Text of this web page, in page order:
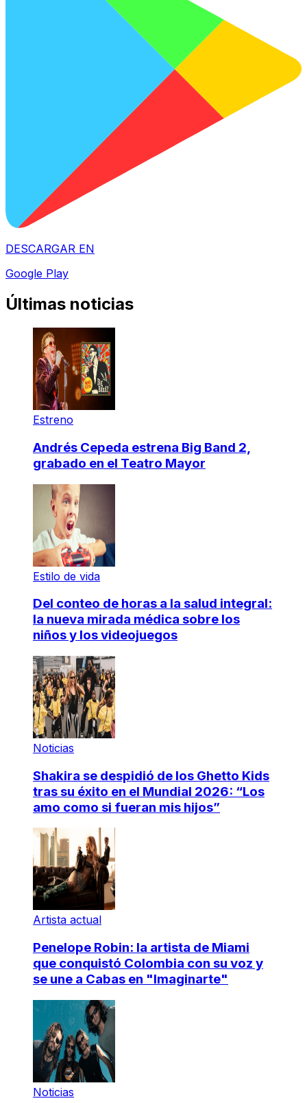
DESCARGAR EN
Google Play
Últimas noticias
Estreno
Andrés Cepeda estrena Big Band 2,
grabado en el Teatro Mayor
Estilo de vida
Del conteo de horas a la salud integral:
la nueva mirada médica sobre los
niños y los videojuegos
Noticias
Shakira se despidió de los Ghetto Kids
tras su éxito en el Mundial 2026: “Los
amo como si fueran mis hijos”
Artista actual
Penelope Robin: la artista de Miami
que conquistó Colombia con su voz y
se une a Cabas en "Imaginarte"
Noticias